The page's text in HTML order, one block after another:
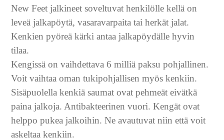
ostoskoriin
New Feet jalkineet soveltuvat henkilölle kellä on
leveä jalkapöytä, vasaravarpaita tai herkät jalat.
Kenkien pyöreä kärki antaa jalkapöydälle hyvin
tilaa.
Kengissä on vaihdettava 6 milliä paksu pohjallinen.
Voit vaihtaa oman tukipohjallisen myös kenkiin.
Sisäpuolella kenkiä saumat ovat pehmeät eivätkä
paina jalkoja. Antibakteerinen vuori. Kengät ovat
helppo pukea jalkoihin. Ne avautuvat niin että voit
askeltaa kenkiin.